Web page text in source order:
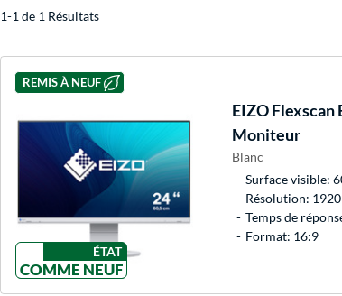
1-1 de 1 Résultats
REMIS À NEUF
ÉTAT
COMME NEUF
EIZOFlexscan
Moniteur
Blanc
Surface visible:
Résolution:
Temps de
Format: 16:9